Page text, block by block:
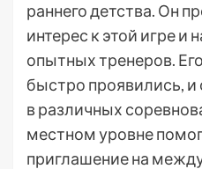
раннего детства. Он
интерес к этой игре и
опытных тренеров.
быстро проявились, и
в различных
местном уровне
приглашение на